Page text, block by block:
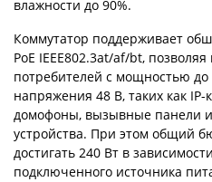
влажности до 90%.
Коммутатор поддерживает
PoE IEEE802.3at/af/bt,
потребителей с мощностью
напряжения 48 В, таких как
домофоны, вызывные панели
устройства. При этом общий
достигать 240 Вт в
подключенного источника